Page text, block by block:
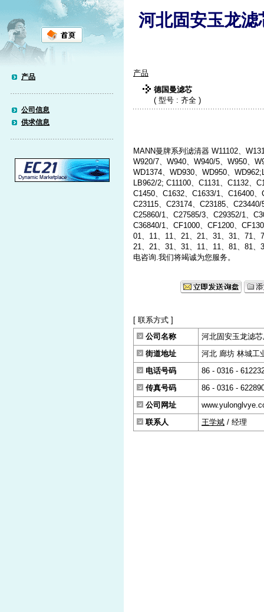
产品
公司信息
供求信息
河北固安玉龙滤
产品
德国曼滤芯
( 型号 : 齐全 )
MANN曼牌系列滤清器 W11102、
W920/7、W940、W940/5、W950、
WD1374、WD930、WD950、
LB962/2; C11100、C1131、C1132、
C1450、C1632、C1633/1、C16400
C23115、C23174、C23185、
C25860/1、C27585/3、C29352/1、
C36840/1、CF1000、CF1200、
01、11、11、21、21、31、31、71
21、21、31、31、11、11、81、81
电咨询.我们将竭诚为您服务。
[ 联系方式 ]
公司名称
河北固安玉龙滤
街道地址
河北 廊坊 林城工
电话号码
86 - 0316 -
传真号码
86 - 0316 -
公司网址
联系人
王学斌 / 经理